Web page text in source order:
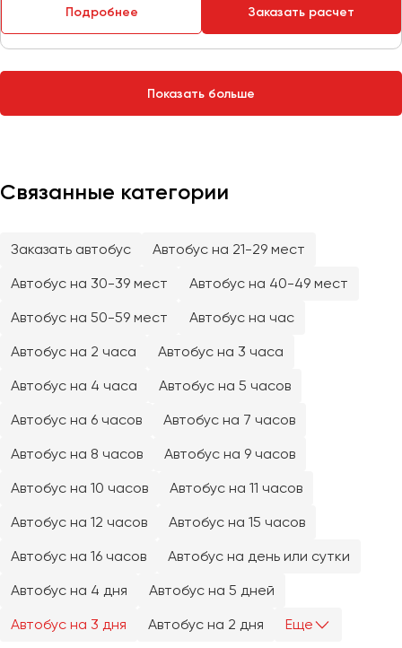
Подробнее Заказать расчет
Показать больше
Связанные категории
Заказать автобус
Автобус на 21-29 мест
Автобус на 30-39 мест
Автобус на 40-49 мест
Автобус на 50-59 мест
Автобус на час
Автобус на 2 часа
Автобус на 3 часа
Автобус на 4 часа
Автобус на 5 часов
Автобус на 6 часов
Автобус на 7 часов
Автобус на 8 часов
Автобус на 9 часов
Автобус на 10 часов
Автобус на 11 часов
Автобус на 12 часов
Автобус на 15 часов
Автобус на 16 часов
Автобус на день или сутки
Автобус на 4 дня
Автобус на 5 дней
Автобус на 3 дня
Автобус на 2 дня Еще
Тверь
Тольятти
Улан-Удэ
Уфа
Феодосия
Чебоксары
Челябинск
Чита
Ярославль